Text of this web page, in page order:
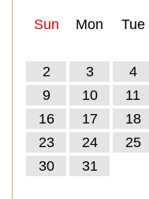
Sun Mon Tue
2
3 4
9
10 11
16
17 18
23
24 25
30
31